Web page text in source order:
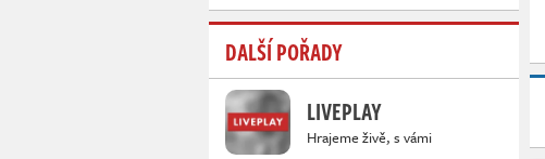
DALŠÍ POŘADY
LIVEPLAY
Hrajeme živě, s vámi